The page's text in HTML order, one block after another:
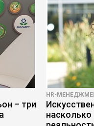
– три
HR-